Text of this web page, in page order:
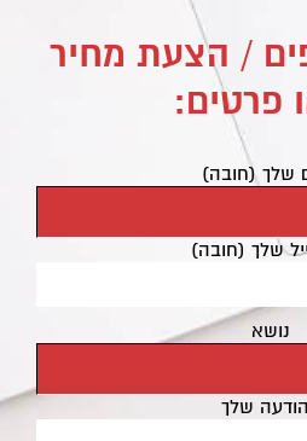
/ הצעת מחיר
פרטים:
שלך (חובה)
שלך (חובה)
נושא
שלך